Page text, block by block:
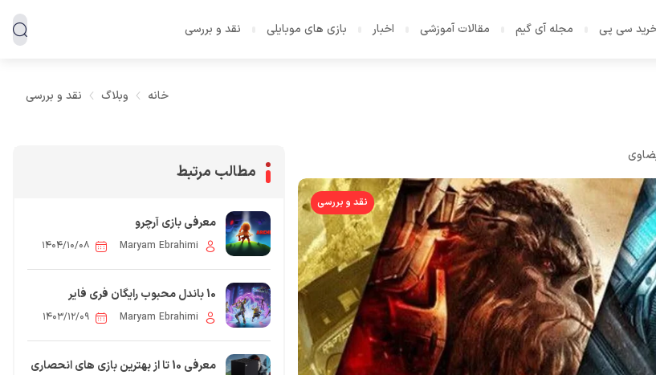
سی پی مجله آی گیم مقالات آموزشی اخبار بازی های موبایلی نقد و بررسی
خانه وبلاگ نقد و بررسی
نقد و بررسی
مطالب مرتبط
معرفی بازی آرچرو
Maryam Ebrahimi ۱۴۰۴/۱۰/۰۸
10 باندل محبوب رایگان فری فایر
Maryam Ebrahimi ۱۴۰۳/۱۲/۰۹
معرفی 10 تا از بهترین بازی های انحصاری